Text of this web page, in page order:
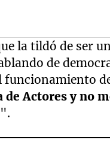
la tildó de ser
de
funcionamiento
Actores y no
".